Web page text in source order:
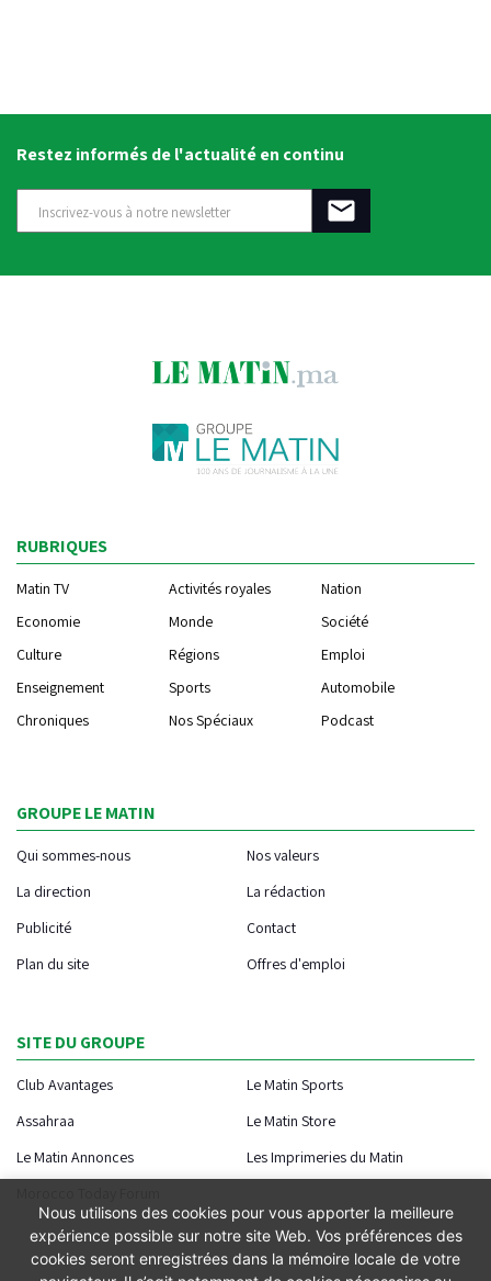
Restez informés de l'actualité en continu
RUBRIQUES
Matin TV Activités royales
Nation
Economie
Monde
Société
Culture
Régions
Emploi
Enseignement
Sports
Automobile
Chroniques
Nos Spéciaux Podcast
GROUPE LE MATIN
Qui sommes-nous
Nos valeurs
La direction
La rédaction
Publicité
Contact
Plan du site
Offres d'emploi
SITE DU GROUPE
Club Avantages
Le Matin Sports
Assahraa
Le Matin Store
Le Matin Annonces
Les Imprimeries du Matin
Nous utilisons des cookies pour vous apporter la meilleure
expérience possible sur notre site Web. Vos préférences des
cookies seront enregistrées dans la mémoire locale de votre